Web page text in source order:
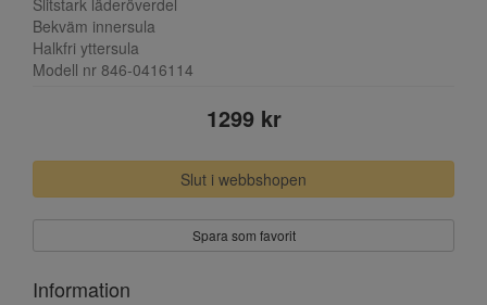
Slitstark läderöverdel
Bekväm innersula
Halkfri yttersula
Modell nr 846-0416114
1299 kr
Slut i webbshopen
Spara som favorit
Information